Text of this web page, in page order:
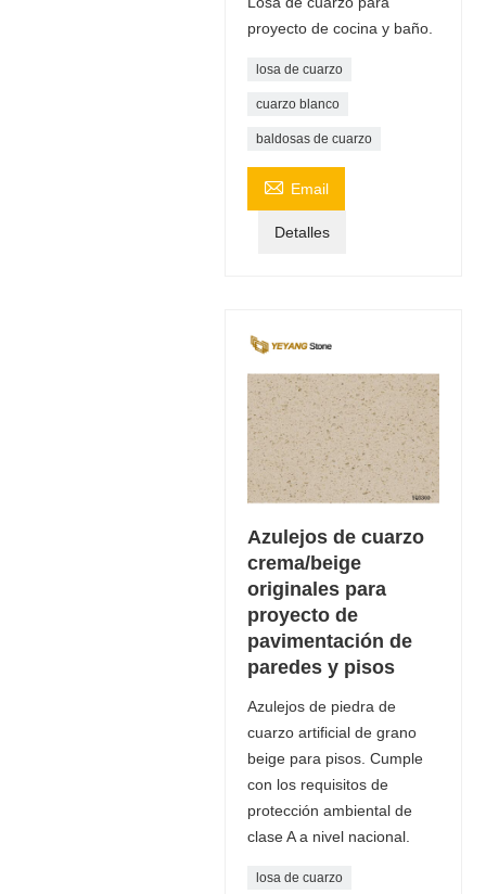
proyecto de cocina y baño.
losa de cuarzo
cuarzo blanco
baldosas de cuarzo
 Email
Detalles
Azulejos de cuarzo
crema/beige
originales para
proyecto de
pavimentación de
paredes y pisos
Azulejos de piedra de
cuarzo artificial de grano
beige para pisos. Cumple
con los requisitos de
protección ambiental de
clase A a nivel nacional.
losa de cuarzo